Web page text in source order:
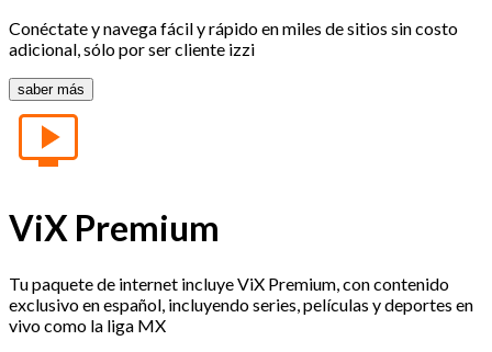
Conéctate y navega fácil y rápido en miles de sitios sin costo
adicional, sólo por ser cliente izzi
saber más
ViX Premium
Tu paquete de internet incluye ViX Premium, con contenido
exclusivo en español, incluyendo series, películas y deportes en
vivo como la liga MX